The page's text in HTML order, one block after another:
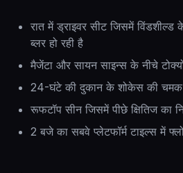
रात में ड्राइवर सीट जिसमें विंडशील्ड
ब्लर हो रही है
मैजेंटा और सायन साइन्स के नीचे
24-घंटे की दुकान के शोकेस की चमक
रूफटॉप सीन जिसमें पीछे क्षितिज का
2 बजे का सबवे प्लेटफॉर्म टाइल्स में